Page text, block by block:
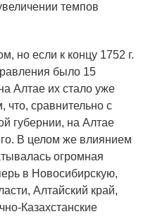
темпов
но если к концу 1752 г.
было 15
Алтае их стало уже
что, сравнительно с
губернии, на Алтае
В целом же влиянием
огромная
в Новосибирскую,
Алтайский край,
Казахстанские